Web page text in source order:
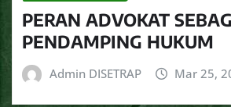
PERAN ADVOKAT
PENDAMPING HUKUM
Admin DISETRAP Mar 25,